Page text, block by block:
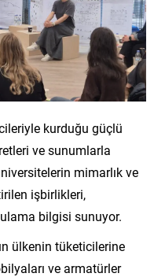
kurduğu güçlü
ve sunumlarla
mimarlık ve
işbirlikleri,
bilgisi sunuyor.
ülkenin tüketicilerine
ve armatürler